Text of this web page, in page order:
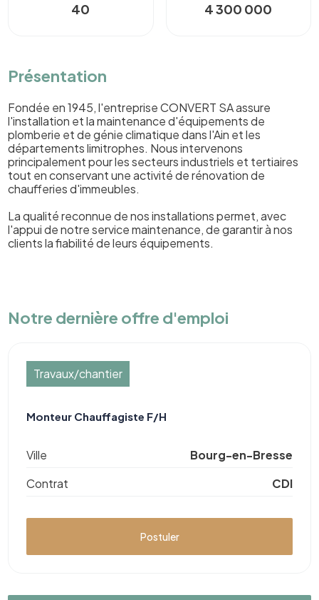
40 4 300 000
Présentation
Fondée en 1945, l'entreprise CONVERT SA assure
l'installation et la maintenance d'équipements de
plomberie et de génie climatique dans l'Ain et les
départements limitrophes. Nous intervenons
principalement pour les secteurs industriels et tertiaires
tout en conservant une activité de rénovation de
chaufferies d'immeubles.
La qualité reconnue de nos installations permet, avec
l'appui de notre service maintenance, de garantir à nos
clients la fiabilité de leurs équipements.
Notre dernière offre d'emploi
Travaux/chantier
Monteur Chauffagiste F/H
Ville
Bourg-en-Bresse
Contrat
CDI
Postuler